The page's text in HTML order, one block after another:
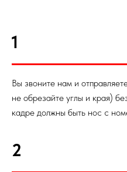
1
Вы звоните нам и
не обрезайте углы и края)
кадре должны быть нос с
2